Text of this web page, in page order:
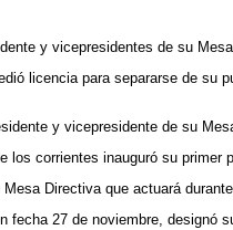
y vicepresidentes de su
licencia para separarse de
y vicepresidente de su
corrientes inauguró su
Directiva que actuará
27 de noviembre, designó